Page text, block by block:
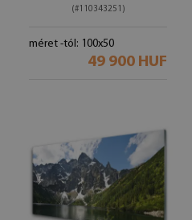
(#110343251)
méret -tól: 100x50
49 900 HUF